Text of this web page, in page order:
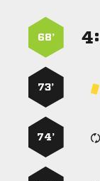
:
68’
73’
74’